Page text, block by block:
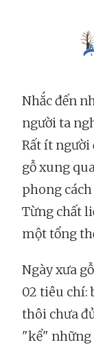
Nhắc đến
người ta
Rất ít người
gỗ xung
phong cách
Từng chất
một tổng
Ngày xưa
02 tiêu chí:
thôi chưa
"kể" những